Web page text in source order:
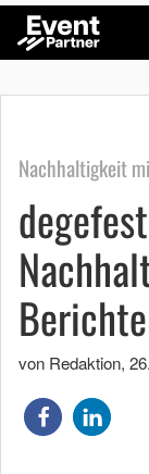
Nachhaltigkeit
von Redaktion,